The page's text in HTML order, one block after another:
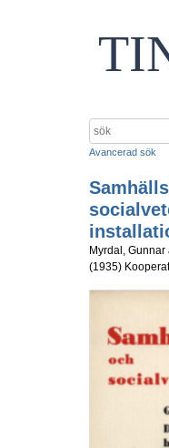
Avancerad sök
Myrdal, Gunnar
(1935)